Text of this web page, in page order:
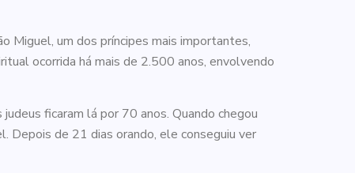
Miguel, um dos príncipes mais importantes,
ocorrida há mais de 2.500 anos, envolvendo
ficaram lá por 70 anos. Quando chegou
Depois de 21 dias orando, ele conseguiu ver